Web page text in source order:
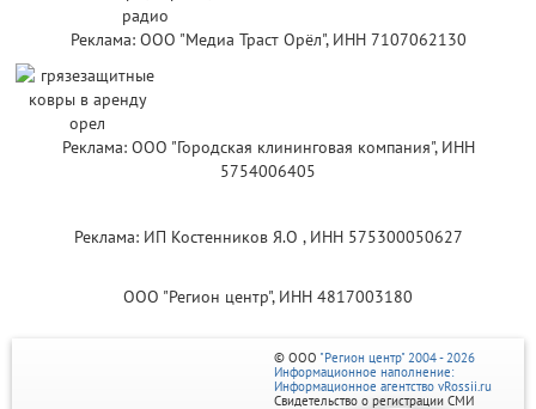
Реклама: ООО "Медиа Траст Орёл", ИНН 7107062130
Реклама: ООО "Городская клининговая компания", ИНН
5754006405
Реклама: ИП Костенников Я.О , ИНН 575300050627
ООО "Регион центр", ИНН 4817003180
© ООО "Регион центр" 2004 - 2026
Информационное наполнение:
Информационное агентство vRossii.ru
Свидетельство о регистрации СМИ